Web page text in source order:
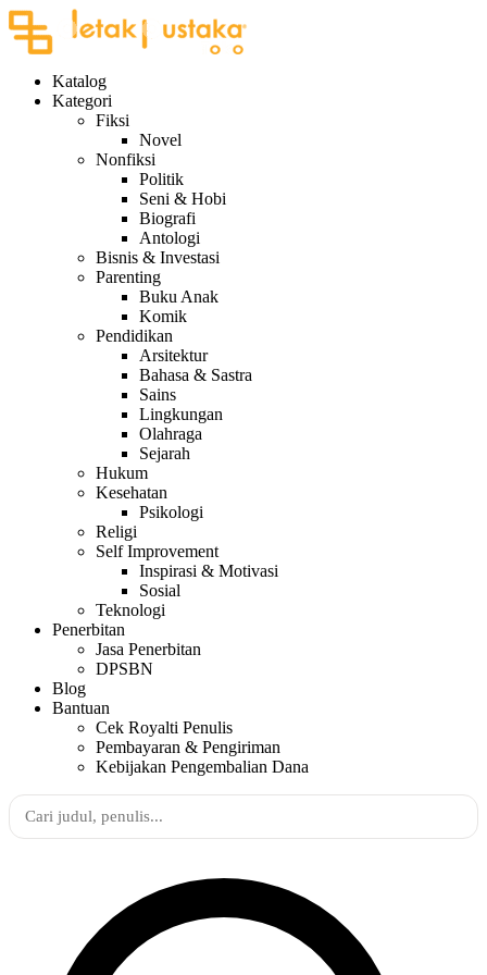
Katalog
Kategori
Fiksi
Novel
Nonfiksi
Politik
Seni & Hobi
Biografi
Antologi
Bisnis & Investasi
Parenting
Buku Anak
Komik
Pendidikan
Arsitektur
Bahasa & Sastra
Sains
Lingkungan
Olahraga
Sejarah
Hukum
Kesehatan
Psikologi
Religi
Self Improvement
Inspirasi & Motivasi
Sosial
Teknologi
Penerbitan
Jasa Penerbitan
DPSBN
Blog
Bantuan
Cek Royalti Penulis
Pembayaran & Pengiriman
Kebijakan Pengembalian Dana